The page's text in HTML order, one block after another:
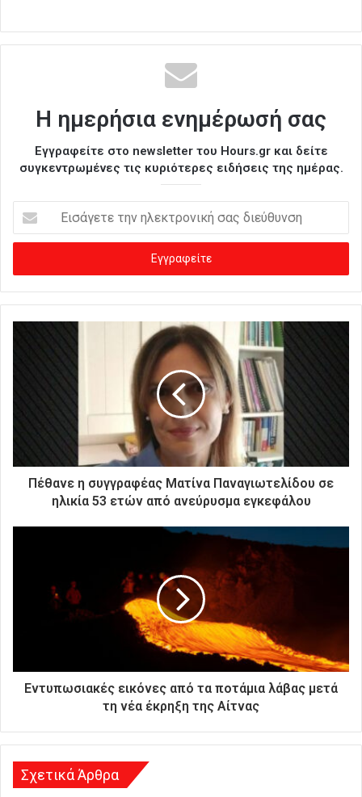
Η ημερήσια ενημέρωσή σας
Εγγραφείτε στο newsletter του Hours.gr και δείτε
συγκεντρωμένες τις κυριότερες ειδήσεις της ημέρας.
σ
γ
ε
τ
ν
Πέθανε η συγγραφέας Ματίνα Παναγιωτελίδου σε
ηλικία 53 ετών από ανεύρυσμα εγκεφάλου
Εντυπωσιακές εικόνες από τα ποτάμια λάβας μετά
τη νέα έκρηξη της Αίτνας
Σχετικά Άρθρα